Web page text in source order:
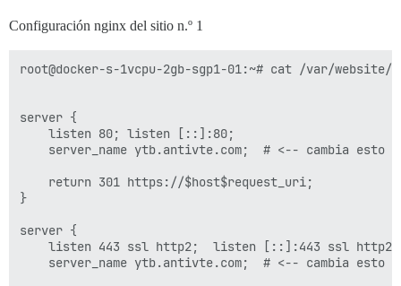
## ¿Cuántas solicitudes web simultáneas se
## se establecerá automáticamente por bootstrap
  DISCOURSE_HOSTNAME: bbs.antivte.com
## Descomenta si deseas que el contenedor se
  #DOCKER_USE_HOSTNAME: true
## en el registro inicial, ejemplo
  DISCOURSE_DEVELOPER_EMAILS: 'techempower@163.com'
Configuración nginx del sitio n.º 1
root@docker-s-1vcpu-2gb-sgp1-01:~# cat /var/
server {
    listen 80; listen [::]:80;
    server_name ytb.antivte.com;  # <-- cambia esto
    return 301 https://$host$request_uri;
}
server {
    listen 443 ssl http2;  listen [::]:443 ssl http2;
    server_name ytb.antivte.com;  # <-- cambia esto